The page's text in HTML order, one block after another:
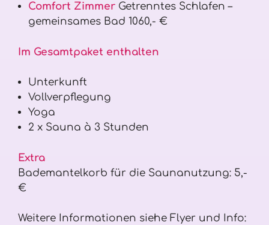
Comfort Zimmer Getrenntes Schlafen –
gemeinsames Bad 1060,- €
Im Gesamtpaket enthalten
Unterkunft
Vollverpflegung
Yoga
2 x Sauna à 3 Stunden
Extra
Bademantelkorb für die Saunanutzung: 5,-
€
Weitere Informationen siehe Flyer und Info: